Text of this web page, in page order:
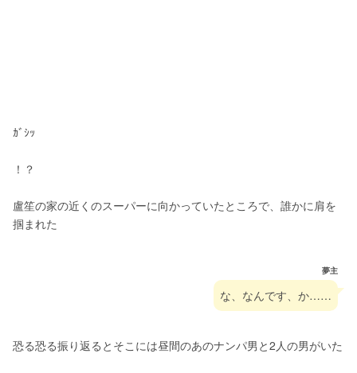
ｶﾞｼｯ
！？
盧笙の家の近くのスーパーに向かっていたところで、誰かに肩を
掴まれた
夢主
な、なんです、か……
恐る恐る振り返るとそこには昼間のあのナンパ男と2人の男がいた